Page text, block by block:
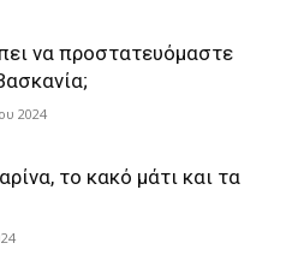
να προστατευόμαστε
2024
το κακό μάτι και τα